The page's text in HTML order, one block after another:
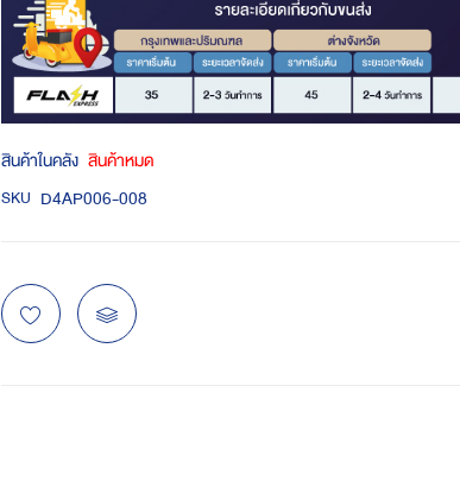
สินค้าในคลัง สินค้าหมด
SKU D4AP006-008